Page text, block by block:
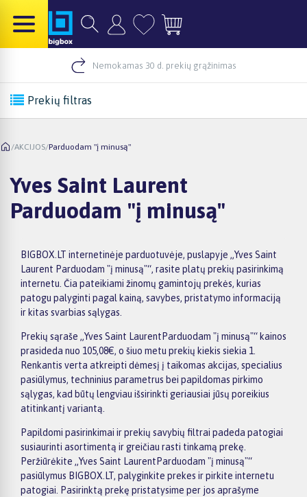
Nemokamas 30 d. prekių grąžinimas
Prekių filtras
/AKCIJOS/Parduodam "į minusą"
Yves Saint Laurent
Parduodam "į minusą"
BIGBOX.LT internetinėje parduotuvėje, puslapyje „Yves Saint
Laurent Parduodam "į minusą"“, rasite platų prekių pasirinkimą
internetu. Čia pateikiami žinomų gamintojų prekės, kurias
patogu palyginti pagal kainą, savybes, pristatymo informaciją
ir kitas svarbias sąlygas.
Prekių sąraše „Yves Saint LaurentParduodam "į minusą"“ kainos
prasideda nuo 105,08€, o šiuo metu prekių kiekis siekia 1.
Renkantis verta atkreipti dėmesį į taikomas akcijas, specialius
pasiūlymus, techninius parametrus bei papildomas pirkimo
sąlygas, kad būtų lengviau išsirinkti geriausiai jūsų poreikius
atitinkantį variantą.
Papildomi pasirinkimai ir prekių savybių filtrai padeda patogiai
susiaurinti asortimentą ir greičiau rasti tinkamą prekę.
Peržiūrėkite „Yves Saint LaurentParduodam "į minusą"“
pasiūlymus BIGBOX.LT, palyginkite prekes ir pirkite internetu
patogiai. Pasirinktą prekę pristatysime per jos aprašyme